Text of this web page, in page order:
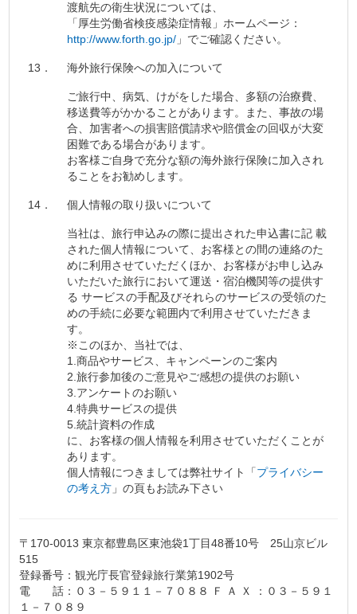
渡航先の衛生状況については、
「厚生労働省検疫感染症情報」ホームページ：
http://www.forth.go.jp/ 」でご確認ください。
13． 海外旅行保険への加入について
ご旅行中、病気、けがをした場合、多額の治療費、
移送費等がかかることがあります。また、事故の場
合、加害者への損害賠償請求や賠償金の回収が大変
困難である場合があります。
お客様ご自身で充分な額の海外旅行保険に加入され
ることをお勧めします。
14． 個人情報の取り扱いについて
当社は、旅行申込みの際に提出された申込書に記 載
された個人情報について、お客様との間の連絡のた
めに利用させていただくほか、お客様がお申し込み
いただいた旅行において運送・宿泊機関等の提供す
る サービスの手配及びそれらのサービスの受領のた
めの手続に必要な範囲内で利用させていただきま
す。
※このほか、当社では、
1.商品やサービス、キャンペーンのご案内
2.旅行参加後のご意見やご感想の提供のお願い
3.アンケートのお願い
4.特典サービスの提供
5.統計資料の作成
に、お客様の個人情報を利用させていただくことが
あります。
個人情報につきましては弊社サイト「プライバシー
の考え方 」の頁もお読み下さい
〒170-0013 東京都豊島区東池袋1丁目48番10号 25山京ビル
515
登録番号：観光庁長官登録旅行業第1902号
電 話：０３－５９１１－７０８８ Ｆ Ａ Ｘ ：０３－５９１
１－７０８９